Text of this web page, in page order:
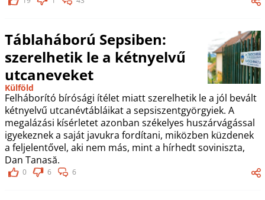
Táblaháború Sepsiben:
szerelhetik le a kétnyelvű
utcaneveket
Külföld
Felháborító bírósági ítélet miatt szerelhetik le a jól bevált
kétnyelvű utcanévtábláikat a sepsiszentgyörgyiek. A
megalázási kísérletet azonban székelyes huszárvágással
igyekeznek a saját javukra fordítani, miközben küzdenek
a feljelentővel, aki nem más, mint a hírhedt soviniszta,
Dan Tanasă.
0 6 6